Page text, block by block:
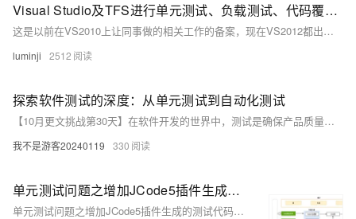
Visual Studio及TFS进行单元测试、负载测试、代码覆盖率、每日构建配置
这是以前在VS2010上让同事做的相关工作的备案，现在VS2012都出来了，2010都快过期，帖出来共享一下。 一、单元测试 微软官方给出的指导和示例在这里。一步一步按照说明下来就可以完成。（不截图说明了）。
luminji 2512
探索软件测试的深度：从单元测试到自动化测试
【10月更文挑战第30天】在软件开发的世界中，测试是确保产品质量和用户满意度的关键步骤。本文将深入探讨软件测试的不同层次，从基本的单元测试到复杂的自动化测试，揭示它们如何共同构建一个坚实的质量保证体系。我们将通过实际代码示例，展示如何在开发过程中实施有效的测试策略，以确保软件的稳定性和可靠性。无论你是新手还是经验丰富的开发者，这篇文章都将为你提供宝贵的见解和实用技巧。
我不是游客20240119 330
单元测试问题之增加JCode5插件生成的测试代码的可信度如何解决
单元测试问题之增加JCode5插件生成的测试代码的可信度如何解决